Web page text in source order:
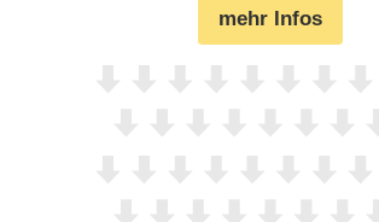
mehr Infos